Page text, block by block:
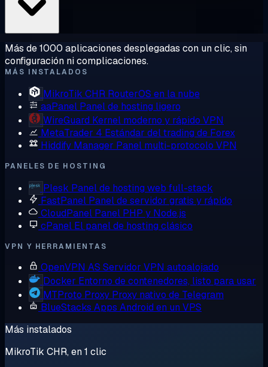
Más de 1000 aplicaciones desplegadas con un clic, sin
configuración ni complicaciones.
MÁS INSTALADOS
MikroTik CHR RouterOS en la nube
aaPanel Panel de hosting ligero
WireGuard Kernel moderno y rápido VPN
MetaTrader 4 Estándar del trading de Forex
Hiddify Manager Panel multi-protocolo VPN
PANELES DE HOSTING
Plesk Panel de hosting web full-stack
FastPanel Panel de servidor gratis y rápido
CloudPanel Panel PHP y Node.js
cPanel El panel de hosting clásico
VPN Y HERRAMIENTAS
OpenVPN AS Servidor VPN autoalojado
Docker Entorno de contenedores, listo para usar
MTProto Proxy Proxy nativo de Telegram
BlueStacks Apps Android en un VPS
Más instalados
MikroTik CHR, en 1 clic